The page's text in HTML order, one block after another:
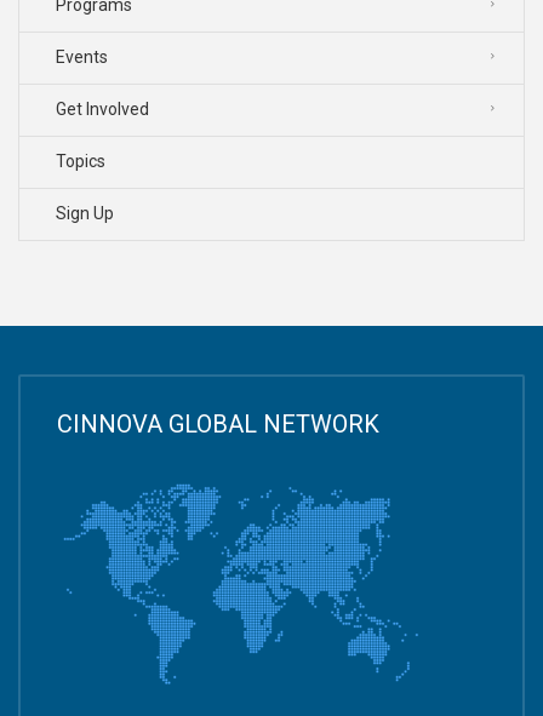
Programs
Events
Get Involved
Topics
Sign Up
CINNOVA GLOBAL NETWORK